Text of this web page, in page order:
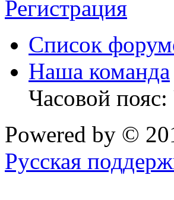
Регистрация
Список
Наша команда
Часовой
Powered by ©
Русская